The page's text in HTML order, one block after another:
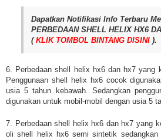
Dapatkan Notifikasi Info Terbaru
PERBEDAAN SHELL HELIX HX6
(KLIK TOMBOL BINTANG DISINI ).
6. Perbedaan shell helix hx6 dan hx7 yang
Penggunaan shell helix hx6 cocok
usia 5 tahun kebawah. Sedangkan
digunakan untuk mobil-mobil dengan usia 5
7. Perbedaan shell helix hx6 dan hx7 yang
oli shell helix hx6 semi sintetik